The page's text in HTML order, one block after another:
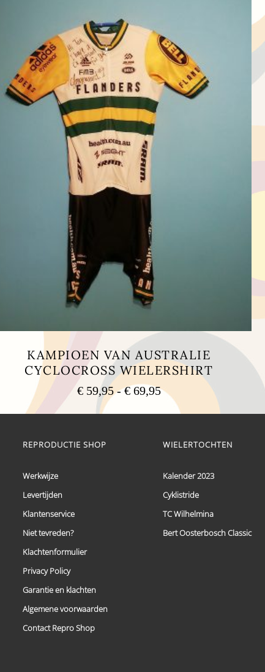
KAMPIOEN VAN AUSTRALIE
CYCLOCROSS WIELERSHIRT
€59,95 - €69,95Prijsklasse:
€ 59,95
tot
REPRODUCTIE SHOP
Werkwijze
Levertijden
Klantenservice
Niet tevreden?
Klachtenformulier
Privacy Policy
Garantie en klachten
Algemene voorwaarden
Contact Repro Shop
WIELERTOCHTEN
Kalender 2023
Cyklistride
TC Wilhelmina
Bert Oosterbosch Classic